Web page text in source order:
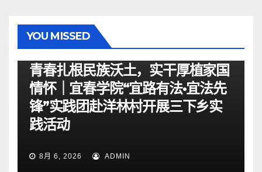
YOU MISSED
青春扎根民族沃土，实干厚植家国
情怀｜宜春学院“宜路有法•宜法先
锋”实践团赴洋林村开展三下乡实
践活动
8月 6, 2026 ADMIN